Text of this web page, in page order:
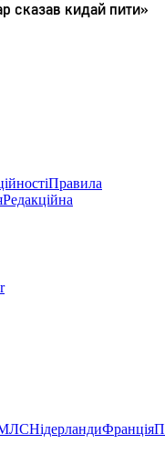
Правила
Редакційна
НідерландиФранція